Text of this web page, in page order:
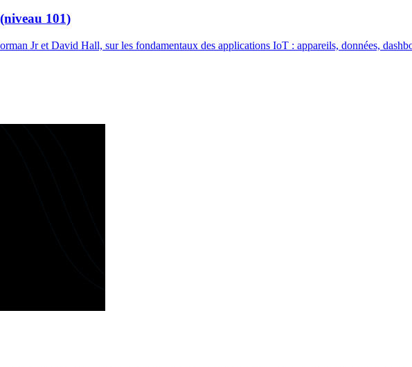
101)
Jr et David Hall, sur les fondamentaux des applications IoT : appareils, données,